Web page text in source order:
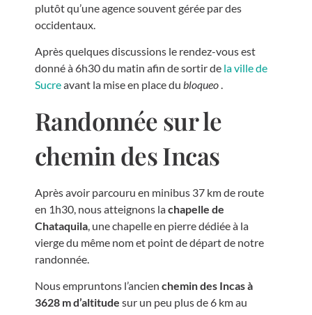
plutôt qu’une agence souvent gérée par des
occidentaux.
Après quelques discussions le rendez-vous est
donné à 6h30 du matin afin de sortir de la ville de
Sucreavant la mise en place du bloqueo.
Randonnée sur le
chemin des Incas
Après avoir parcouru en minibus 37 km de route
en 1h30, nous atteignons lachapelle de
Chataquila , une chapelle en pierre dédiée à la
vierge du même nom et point de départ de notre
randonnée.
Nous empruntons l’ancien chemin des Incas à
3628 m d’altitude sur un peu plus de 6 km au